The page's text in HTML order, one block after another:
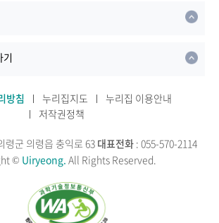
방침 누리집지도
누리집 이용안내
저작권정책
령군 의령읍 충익로 63 대표전화 : 055-570-2114
© Uiryeong. All Rights Reserved.